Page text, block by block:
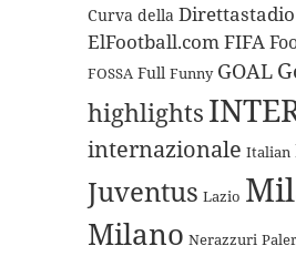
Curva della Direttastadio
ElFootball.comFIFA
FOSSA Full Funny GOAL
highlights
internazionale Italian
Juventus Lazio
Milano Nerazzuri